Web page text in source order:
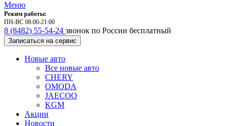
Меню
Режим работы:
ПН-ВС 08:00-21:00
8 (8482) 55-54-24 звонок по России бесплатный
Записаться на сервис
Новые авто
Все новые авто
CHERY
OMODA
JAECOO
KGM
Акции
Новости